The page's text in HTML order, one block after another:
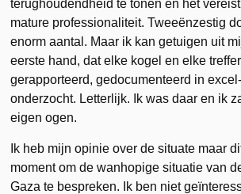
terughoudendheid te tonen en het
mature professionaliteit. Tweeënzestig
enorm aantal. Maar ik kan getuigen uit
eerste hand, dat elke kogel en elke
gerapporteerd, gedocumenteerd in
onderzocht. Letterlijk. Ik was daar en ik
eigen ogen.
Ik heb mijn opinie over de situate maar
moment om de wanhopige situatie van
Gaza te bespreken. Ik ben niet